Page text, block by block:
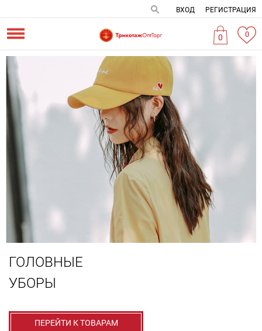
ВХОД РЕГИСТРАЦИЯ
0 0
ГОЛОВНЫЕ
УБОРЫ
ПЕРЕЙТИ К ТОВАРАМ